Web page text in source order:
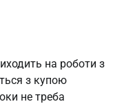
на роботи з
з купою
не треба